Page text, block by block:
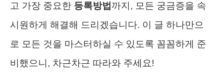
고 가장 중요한 등록방법 까지, 모든 궁금증을 속
시원하게 해결해 드리겠습니다. 이 글 하나만으
로 모든 것을 마스터하실 수 있도록 꼼꼼하게 준
비했으니, 차근차근 따라와 주세요!